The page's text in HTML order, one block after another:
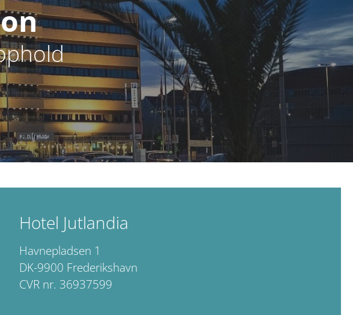
Hotel Jutlandia
Havnepladsen 1
DK-9900 Frederikshavn
CVR nr. 36937599